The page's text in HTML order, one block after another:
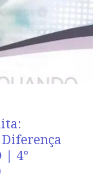
Diferença
| 4°